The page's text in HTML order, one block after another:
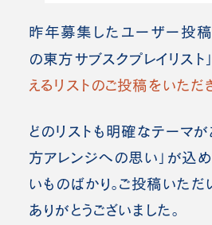
昨年募集したユーザー投
の東方サブスクプレイリスト
えるリストのご投稿をいただ
どのリストも明確なテーマが
方アレンジへの思い」が込
いものばかり。ご投稿いただ
ありがとうございました。